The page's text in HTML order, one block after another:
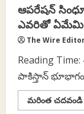
ఆపరేషన్‌
ఎవరితో ఏమేమి
The Wire
Reading Time:
పాకిస్తాన్‌
మరింత చదవండి